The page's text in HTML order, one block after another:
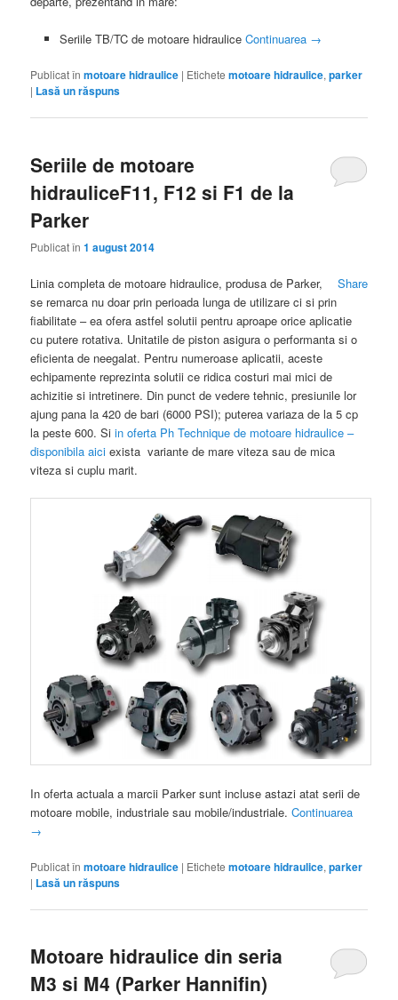
Seriile TB/TC de motoare hidraulice Continuarea →
Publicat în motoare hidraulice | Etichete motoare hidraulice,parker
| Lasă un răspuns
Seriile de motoare
hidrauliceF11, F12 si F1 de la
Parker
Publicat în1 august 2014
Share
Linia completa de motoare hidraulice, produsa de Parker,
se remarca nu doar prin perioada lunga de utilizare ci si prin
fiabilitate – ea ofera astfel solutii pentru aproape orice aplicatie
cu putere rotativa. Unitatile de piston asigura o performanta si o
eficienta de neegalat. Pentru numeroase aplicatii, aceste
echipamente reprezinta solutii ce ridica costuri mai mici de
achizitie si intretinere. Din punct de vedere tehnic, presiunile lor
ajung pana la 420 de bari (6000 PSI); puterea variaza de la 5 cp
la peste 600. Siin oferta Ph Technique de motoare hidraulice –
disponibila aici exista variante de mare viteza sau de mica
viteza si cuplu marit.
In oferta actuala a marcii Parker sunt incluse astazi atat serii de
motoare mobile, industriale sau mobile/industriale.Continuarea
→
Publicat în motoare hidraulice | Etichete motoare hidraulice,parker
| Lasă un răspuns
Motoare hidraulice din seria
M3 si M4 (Parker Hannifin)